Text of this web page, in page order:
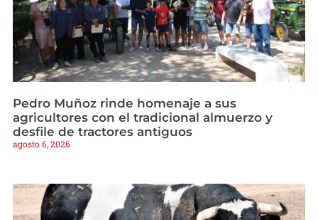
Pedro Muñoz rinde homenaje a sus
agricultores con el tradicional almuerzo y
desfile de tractores antiguos
agosto 6, 2026